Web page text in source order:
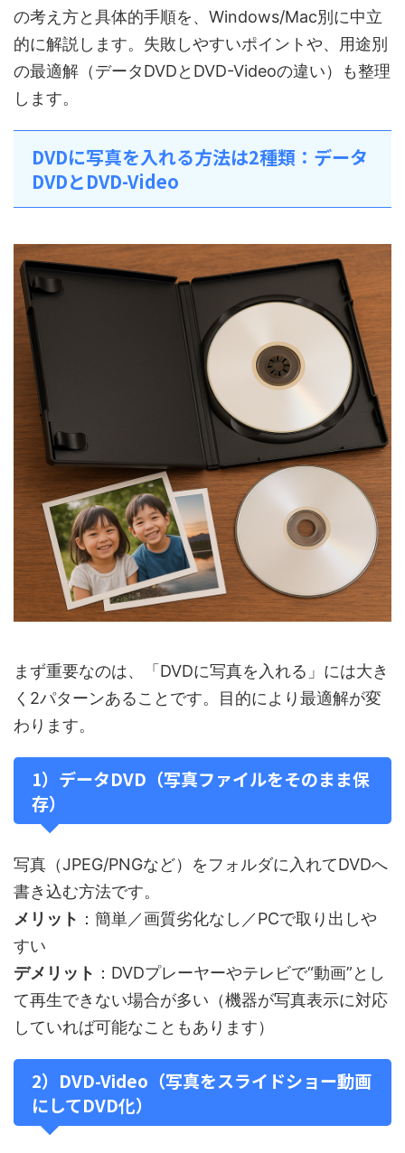
の考え方と具体的手順を、Windows/Mac別に中立
的に解説します。失敗しやすいポイントや、用途別
の最適解（データDVDとDVD-Videoの違い）も整理
します。
DVDに写真を入れる方法は2種類：データ
DVDとDVD-Video
まず重要なのは、「DVDに写真を入れる」には大き
く2パターンあることです。目的により最適解が変
わります。
1）データDVD（写真ファイルをそのまま保
存）
写真（JPEG/PNGなど）をフォルダに入れてDVDへ
書き込む方法です。
メリット ：簡単／画質劣化なし／PCで取り出しや
すい
デメリット ：DVDプレーヤーやテレビで“動画”とし
て再生できない場合が多い（機器が写真表示に対応
していれば可能なこともあります）
2）DVD-Video（写真をスライドショー動画
にしてDVD化）